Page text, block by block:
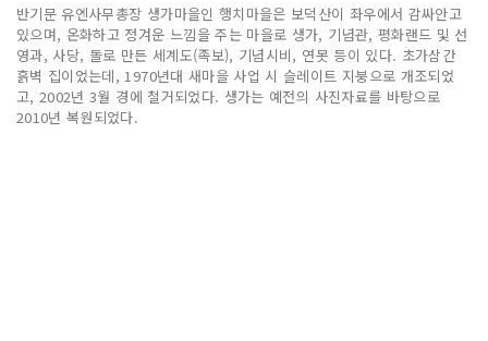
반기문 유엔사무총장 생가마을인 행치마을은 보덕산이 좌우에서 감싸안고
있으며, 온화하고 정겨운 느낌을 주는 마을로 생가, 기념관, 평화랜드 및 선
영과, 사당, 돌로 만든 세계도(족보), 기념시비, 연못 등이 있다. 초가삼간
흙벽 집이었는데, 1970년대 새마을 사업 시 슬레이트 지붕으로 개조되었
고, 2002년 3월 경에 철거되었다. 생가는 예전의 사진자료를 바탕으로
2010년 복원되었다.